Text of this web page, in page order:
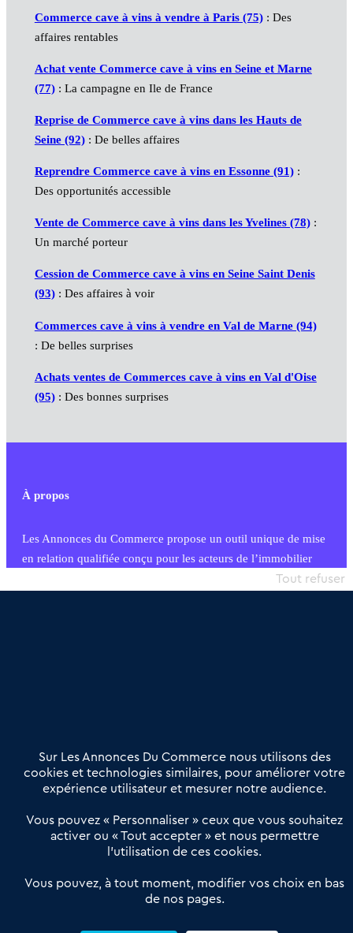
Commerce cave à vins à vendre à Paris (75): Des
affaires rentables
Achat vente Commerce cave à vins en Seine et Marne
(77): La campagne en Ile de France
Reprise de Commerce cave à vins dans les Hauts de
Seine (92): De belles affaires
Reprendre Commerce cave à vins en Essonne (91):
Des opportunités accessible
Vente de Commerce cave à vins dans les Yvelines (78):
Un marché porteur
Cession de Commerce cave à vins en Seine Saint Denis
(93): Des affaires à voir
Commerces cave à vins à vendre en Val de Marne (94)
: De belles surprises
Achats ventes de Commerces cave à vins en Val d'Oise
(95): Des bonnes surprises
À propos
Les Annonces du Commerce propose un outil unique de mise
en relation qualifiée conçu pour les acteurs de l’immobilier
commercial et les collectivités territoriales, simple et intégrant
Offres Pro
Actualités
Qui sommes nous ?
Derniers articles
Réseau 3C : un partenaire national dédié aux transactions
Petitscommerces : Un partenariat au service du commerce de
proximité et des territoires
Sur Les Annonces Du Commerce nous utilisons des
cookies et technologies similaires, pour améliorer votre
expérience utilisateur et mesurer notre audience.
Vous pouvez « Personnaliser » ceux que vous souhaitez
activer ou « Tout accepter » et nous permettre
l’utilisation de ces cookies.
Vous pouvez, à tout moment, modifier vos choix en bas
de nos pages.
Tout refuser